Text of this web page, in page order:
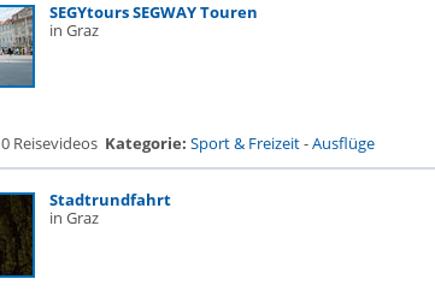
SEGYtours SEGWAY Touren
in Graz
0 Reisevideos Kategorie: Sport & Freizeit-Ausflüge
Stadtrundfahrt
in Graz